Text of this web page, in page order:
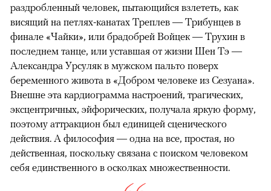
раздробленный человек, пытающийся взлететь, как
висящий на петлях-канатах Треплев — Трибунцев в
финале «Чайки», или брадобрей Войцек — Трухин в
последнем танце, или уставшая от жизни Шен Тэ —
Александра Урсуляк в мужском пальто поверх
беременного живота в «Добром человеке из Сезуана».
Внешне эта кардиограмма настроений, трагических,
эксцентричных, эйфорических, получала яркую форму,
поэтому аттракцион был единицей сценического
действия. А философия — одна на все, простая, но
действенная, поскольку связана с поиском человеком
себя единственного в осколках множественности.